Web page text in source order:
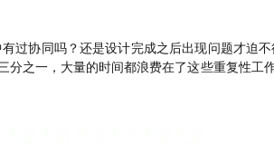
过协同吗？还是设计完成之后出现问题才迫不
之一，大量的时间都浪费在了这些重复性工